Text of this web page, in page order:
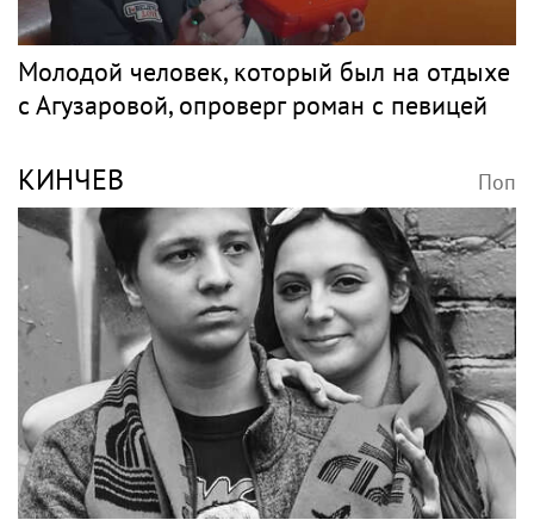
Повзрослел и перерос маму: как сейчас
выглядит 15-летний сын Анастасии
Стоцкой, которого годами сравнивали с
наследником Киркорова
Рок
АГУЗАРОВА Поп